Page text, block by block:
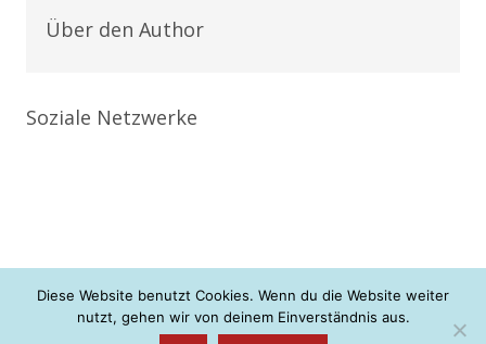
Über den Author
Soziale Netzwerke
+ + + neue Konfis gesucht <3 + + +
Diese Website benutzt Cookies. Wenn du die Website weiter
nutzt, gehen wir von deinem Einverständnis aus.